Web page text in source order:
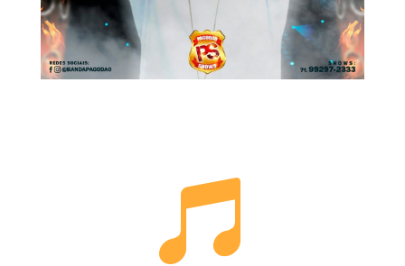
